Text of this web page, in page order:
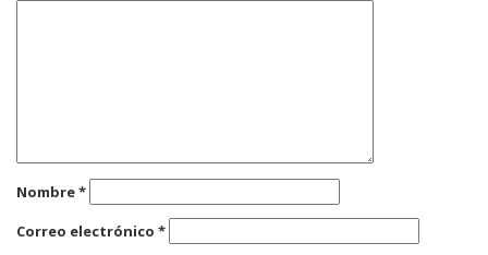
Nombre*
Correo electrónico *